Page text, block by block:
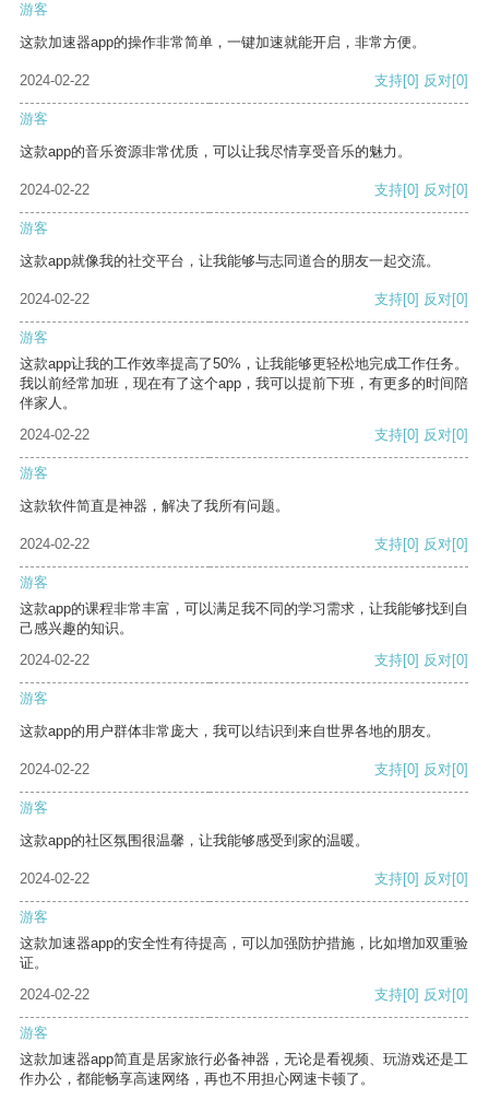
游客
这款加速器app的操作非常简单，一键加速就能开启，非常方便。
2024-02-22 支持[0] 反对[0]
游客
这款app的音乐资源非常优质，可以让我尽情享受音乐的魅力。
2024-02-22 支持[0] 反对[0]
游客
这款app就像我的社交平台，让我能够与志同道合的朋友一起交流。
2024-02-22 支持[0] 反对[0]
游客
这款app让我的工作效率提高了50%，让我能够更轻松地完成工作任务。
我以前经常加班，现在有了这个app，我可以提前下班，有更多的时间陪
伴家人。
2024-02-22
支持[0] 反对[0]
游客
这款软件简直是神器，解决了我所有问题。
2024-02-22 支持[0] 反对[0]
游客
这款app的课程非常丰富，可以满足我不同的学习需求，让我能够找到自
己感兴趣的知识。
2024-02-22
支持[0] 反对[0]
游客
这款app的用户群体非常庞大，我可以结识到来自世界各地的朋友。
2024-02-22 支持[0] 反对[0]
游客
这款app的社区氛围很温馨，让我能够感受到家的温暖。
2024-02-22 支持[0] 反对[0]
游客
这款加速器app的安全性有待提高，可以加强防护措施，比如增加双重验
证。
2024-02-22
支持[0] 反对[0]
游客
这款加速器app简直是居家旅行必备神器，无论是看视频、玩游戏还是工
作办公，都能畅享高速网络，再也不用担心网速卡顿了。